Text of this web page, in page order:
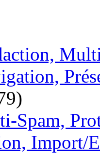
Spam,
Import/